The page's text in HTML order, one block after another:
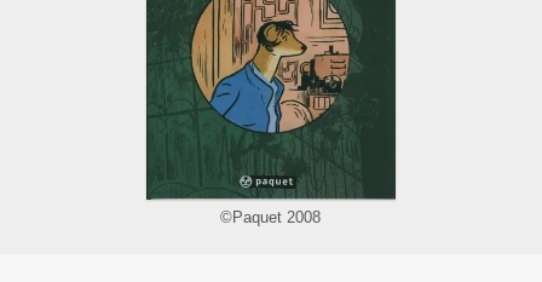
©Paquet 2008